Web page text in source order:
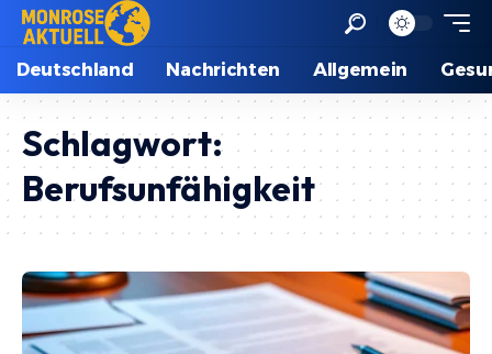
Deutschland Nachrichten Allgemein
Schlagwort:
Berufsunfähigkeit